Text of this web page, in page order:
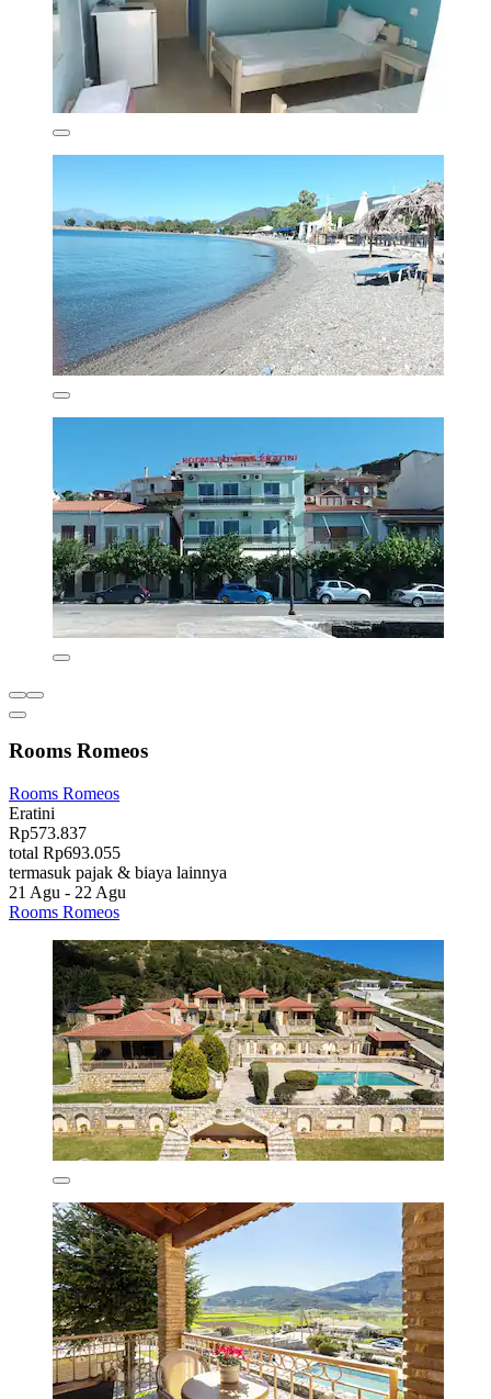
Rooms Romeos
Rooms Romeos
Eratini
Rp573.837
total Rp693.055
termasuk pajak & biaya lainnya
21 Agu - 22 Agu
Rooms Romeos